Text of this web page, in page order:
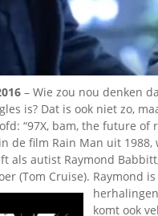
– Wie zou nou denken
is? Dat is ook niet zo,
“97X, bam, the future of
de film Rain Man uit
als autist Raymond
(Tom Cruise). Raymond
komt ook